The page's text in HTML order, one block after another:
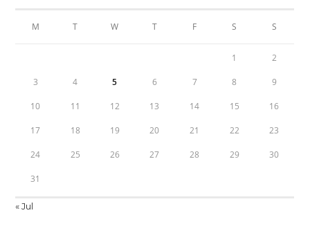
M T W T F S S
1 2
3 4 5 6 7 8 9
10 11 12 13 14 15 16
17 18 19 20 21 22 23
24 25 26 27 28 29 30
31
« Jul